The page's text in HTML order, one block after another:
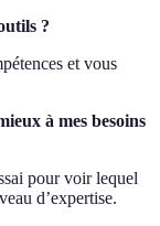
?
et vous
à mes besoins
pour voir lequel
d’expertise.